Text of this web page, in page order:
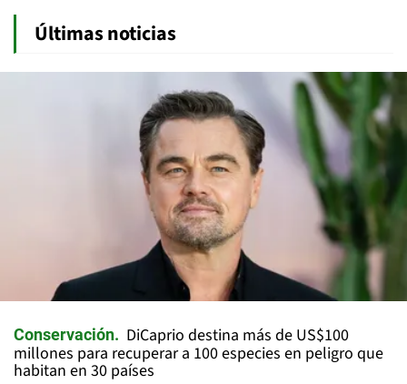
Últimas noticias
Conservación
DiCaprio destina más de US$100
millones para recuperar a 100 especies en peligro que
habitan en 30 países